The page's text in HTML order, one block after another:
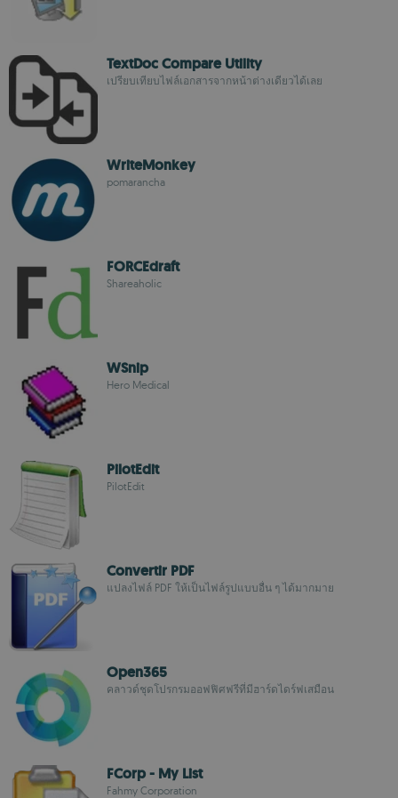
TextDoc Compare Utility
เปรียบเทียบไฟล์เอกสารจากหน้าต่างเดียวได้เลย
WriteMonkey
pomarancha
FORCEdraft
Shareaholic
WSnip
Hero Medical
PilotEdit
PilotEdit
Convertir PDF
แปลงไฟล์ PDF ให้เป็นไฟล์รูปแบบอื่น ๆ ได้มากมาย
Open365
คลาวด์ชุดโปรกรมออฟฟิศฟรีที่มีฮาร์ดไดร์ฟเสมือน
FCorp - My List
Fahmy Corporation